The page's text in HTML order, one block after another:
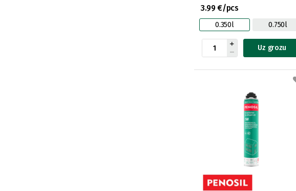
3.99 €/pcs
0.350l 0.750l
Uz grozu